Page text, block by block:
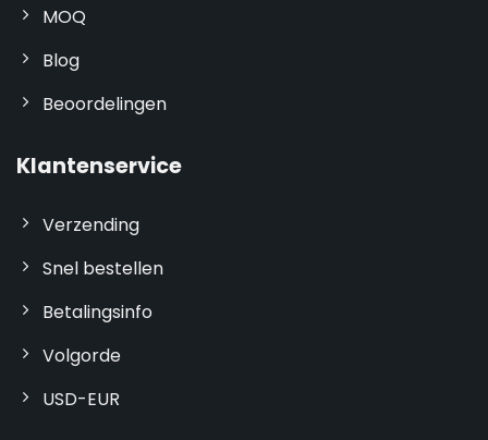
MOQ
Blog
Beoordelingen
Klantenservice
Verzending
Snel bestellen
Betalingsinfo
Volgorde
USD-EUR